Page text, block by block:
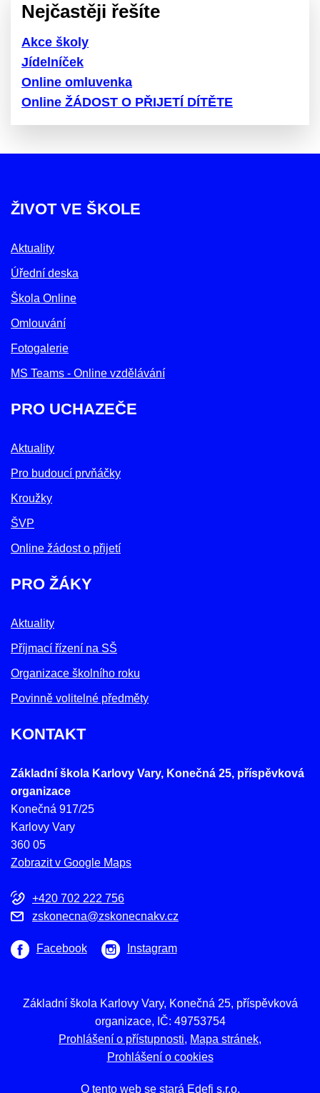
Nejčastěji řešíte
Akce školy
Jídelníček
Online omluvenka
Online ŽÁDOST O PŘIJETÍ DÍTĚTE
ŽIVOT VE ŠKOLE
Aktuality
Úřední deska
Škola Online
Omlouvání
Fotogalerie
MS Teams - Online vzdělávání
PRO UCHAZEČE
Aktuality
Pro budoucí prvňáčky
Kroužky
ŠVP
Online žádost o přijetí
PRO ŽÁKY
Aktuality
Příjmací řízení na SŠ
Organizace školního roku
Povinně volitelné předměty
KONTAKT
Základní škola Karlovy Vary, Konečná 25, příspěvková
organizace
Konečná 917/25
Karlovy Vary
360 05
Zobrazit v Google Maps
+420 702 222 756
zskonecna@zskonecnakv.cz
Facebook Instagram
Základní škola Karlovy Vary, Konečná 25, příspěvková
organizace, IČ: 49753754
Prohlášení o přístupnosti
Mapa stránek
Prohlášení o cookies
O tento web se stará Edefi s.r.o.